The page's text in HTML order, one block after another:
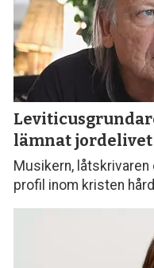
lämnat jordelivet
Musikern,
profil inom kristen